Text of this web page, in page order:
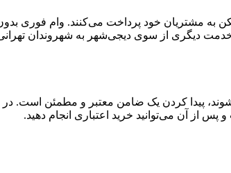
به مشتریان خود پرداخت می‌کنند. وام فوری
دیگری از سوی دیجی‌شهر به شهروندان
پیدا کردن یک ضامن معتبر و مطمئن است. در
از آن می‌توانید خرید اعتباری انجام دهید.